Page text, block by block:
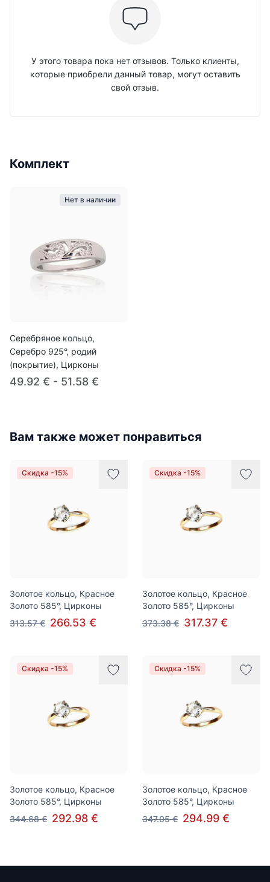
У этого товара пока нет отзывов. Только клиенты,
которые приобрели данный товар, могут оставить
свой отзыв.
Комплект
Нет в наличии
Серебряное кольцо,
Серебро 925°, родий
(покрытие), Цирконы
49.92 € - 51.58 €
Вам также может понравиться
Скидка -15%
Золотое кольцо, Красное
Золото 585°, Цирконы
313.57 € 266.53 €
Скидка -15%
Золотое кольцо, Красное
Золото 585°, Цирконы
373.38 € 317.37 €
Скидка -15%
Золотое кольцо, Красное
Золото 585°, Цирконы
344.68 € 292.98 €
Скидка -15%
Золотое кольцо, Красное
Золото 585°, Цирконы
347.05 € 294.99 €